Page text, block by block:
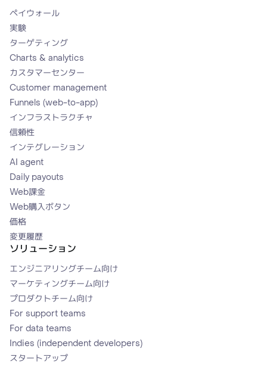
ペイウォール
実験
ターゲティング
Charts & analytics
カスタマーセンター
Customer management
Funnels (web-to-app)
インフラストラクチャ
信頼性
インテグレーション
AI agent
Daily payouts
Web課金
Web購入ボタン
価格
変更履歴
ソリューション
エンジニアリングチーム向け
マーケティングチーム向け
プロダクトチーム向け
For support teams
For data teams
Indies (independent developers)
スタートアップ